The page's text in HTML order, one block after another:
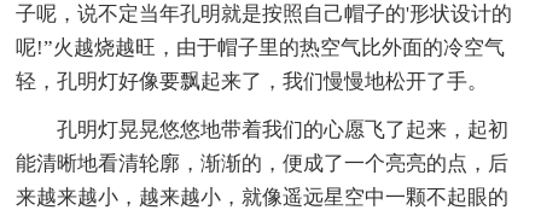
子呢，说不定当年孔明就是按照自己帽子的'形状设计的
呢!”火越烧越旺，由于帽子里的热空气比外面的冷空气
轻，孔明灯好像要飘起来了，我们慢慢地松开了手。
孔明灯晃晃悠悠地带着我们的心愿飞了起来，起初
能清晰地看清轮廓，渐渐的，便成了一个亮亮的点，后
来越来越小，越来越小，就像遥远星空中一颗不起眼的